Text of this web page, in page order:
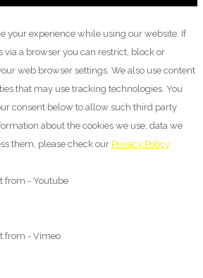
your experience while using our website. If
via a browser you can restrict, block or
web browser settings. We also use content
that may use tracking technologies. You
consent below to allow such third party
about the cookies we use, data we
them, please check our Privacy Policy
from - Youtube
from - Vimeo